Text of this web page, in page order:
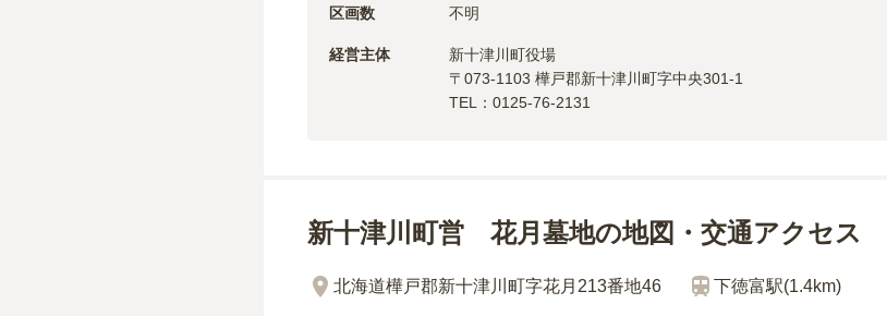
区画数 不明
経営主体 新十津川町役場
〒 073-1103 樺戸郡新十津川町字中央301-1
TEL： 0125-76-2131
新十津川町営 花月墓地の地図・交通アクセス
北海道樺戸郡新十津川町字花月213番地46 下徳富駅(1.4km)